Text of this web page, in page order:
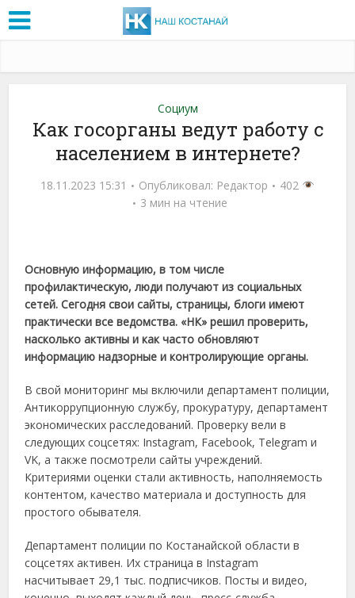
Социум
Как госорганы ведут работу с
населением в интернете?
18.11.2023 15:31 Опубликовал: Редактор
402
3 мин на чтение
Основную информацию, в том числе
профилактическую, люди получают из социальных
сетей. Сегодня свои сайты, страницы, блоги имеют
практически все ведомства. «НК» решил проверить,
насколько активны и как часто обновляют
информацию надзорные и контролирующие органы.
В свой мониторинг мы включили департамент полиции,
Антикоррупционную службу, прокуратуру, департамент
экономических расследований. Проверку вели в
следующих соцсетях: Instagram, Facebook, Telegram и
VK, а также посмотрели сайты учреждений.
Критериями оценки стали активность, наполняемость
контентом, качество материала и доступность для
простого обывателя.
Департамент полиции по Костанайской области в
соцсетях активен. Их страница в Instagram
насчитывает 29,1 тыс. подписчиков. Посты и видео,